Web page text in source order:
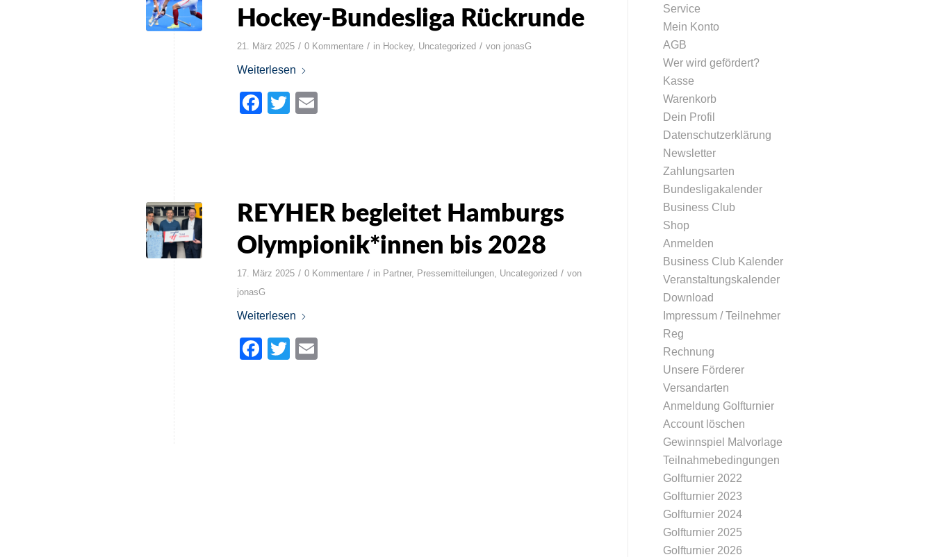
Hockey-Bundesliga Rückrunde
21. März 2025 / 0 Kommentare / in Hockey, Uncategorized / von jonasG
Weiterlesen
Facebook
Twitter
REYHER begleitet Hamburgs
Olympionik*innen bis 2028
17. März 2025 / 0 Kommentare / in Partner, Pressemitteilungen, Uncategorized / von
jonasG
Weiterlesen
Facebook
Twitter
Service
Mein Konto
AGB
Wer wird gefördert?
Kasse
Warenkorb
Dein Profil
Datenschutzerklärung
Newsletter
Zahlungsarten
Bundesligakalender
Business Club
Shop
Anmelden
Business Club Kalender
Veranstaltungskalender
Download
Impressum / Teilnehmer
Reg
Rechnung
Unsere Förderer
Versandarten
Anmeldung Golfturnier
Account löschen
Gewinnspiel Malvorlage
Teilnahmebedingungen
Golfturnier 2022
Golfturnier 2023
Golfturnier 2024
Golfturnier 2025
Golfturnier 2026